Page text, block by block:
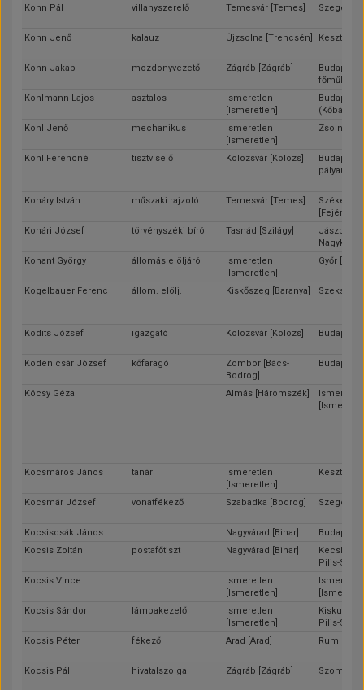
Kohn Pál villanyszerelő Temesvár [Temes] Szeged
Kohn Jenő kalauz Újzsolna [Trencsén] Keszthely
Kohn Jakab mozdonyvezető Zágráb [Zágráb]
Budapest
főműhely)
Kohlmann Lajos
asztalos
Ismeretlen
[Ismeretlen]
Budapest
(Kőbánya)
Kohl Jenő
mechanikus
Ismeretlen
[Ismeretlen]
Zsolna
Kohl Ferencné tisztviselő Kolozsvár [Kolozs]
Budapest
Koháry István műszaki rajzoló Temesvár [Temes]
[Fejér]
Kohári József
törvényszéki bíró Tasnád [Szilágy]
Nagykun-
Kohant György
állomás elöljáró
Ismeretlen
[Ismeretlen]
Győr [Győr]
Kogelbauer Ferenc állom. elölj. Kiskőszeg [Baranya]
Kodits József igazgató Kolozsvár [Kolozs] Budapest
Kodenicsár József kőfaragó
Zombor [Bács-
Bodrog]
Budapest
Kócsy Géza Almás [Háromszék]
Kocsmáros János tanár
Ismeretlen
[Ismeretlen]
Keszthely
Kocsmár József vonatfékező Szabadka [Bodrog] Szeged
Kocsiscsák János Nagyvárad [Bihar]
Budapest
Kocsis Zoltán
postafőtiszt Nagyvárad [Bihar]
Pilis-Solt-
Kocsis Vince
Ismeretlen
[Ismeretlen]
Kocsis Sándor
lámpakezelő
Ismeretlen
[Ismeretlen]
Pilis-Solt-
Kocsis Péter
fékező Arad [Arad] Rum [Vas]
Kocsis Pál hivatalszolga Zágráb [Zágráb]